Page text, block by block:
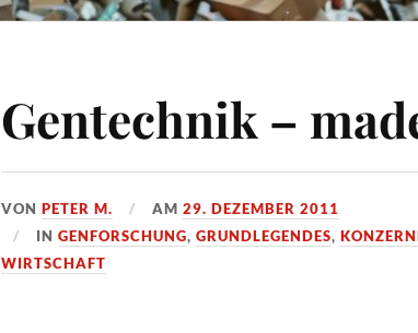
Gentechnik –
VONPETER M. AM29. DEZEMBER 2011
INGENFORSCHUNG,GRUNDLEGENDES,
WIRTSCHAFT